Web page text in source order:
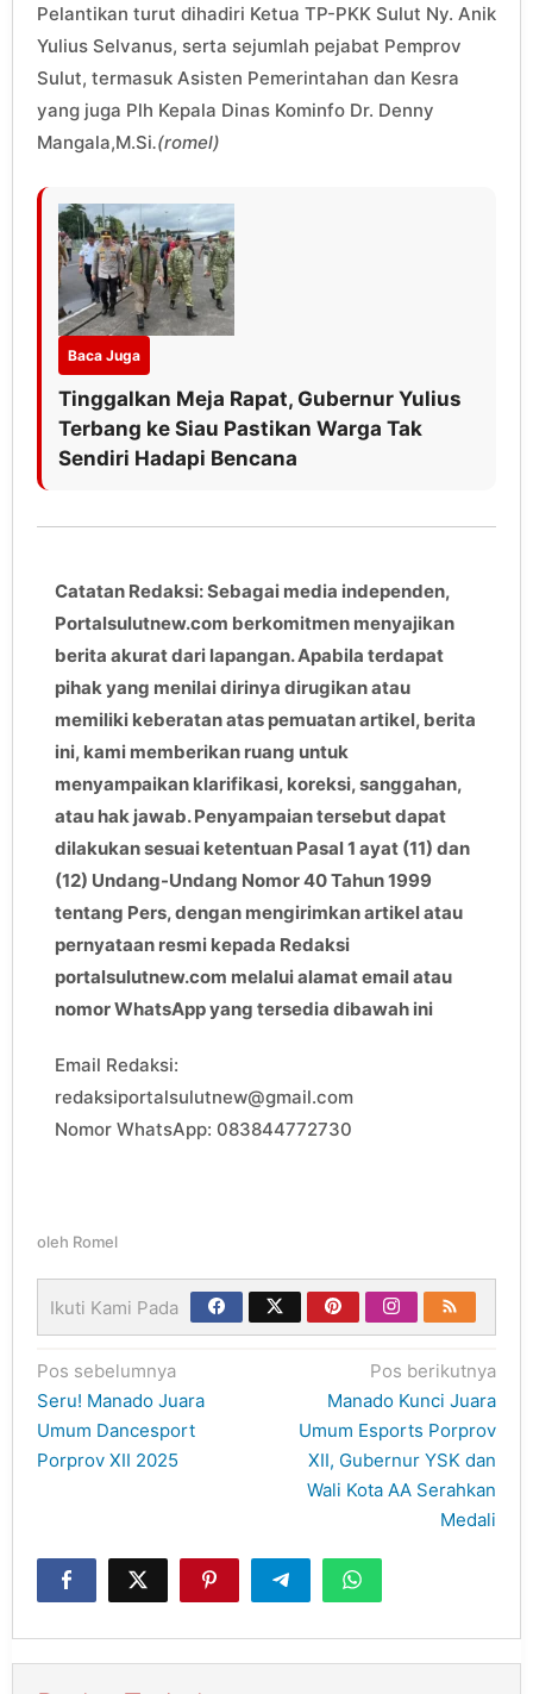
Pelantikan turut dihadiri Ketua TP-PKK Sulut Ny. Anik
Yulius Selvanus, serta sejumlah pejabat Pemprov
Sulut, termasuk Asisten Pemerintahan dan Kesra
yang juga Plh Kepala Dinas Kominfo Dr. Denny
Mangala,M.Si.(romel)
Baca Juga
Tinggalkan Meja Rapat, Gubernur Yulius
Terbang ke Siau Pastikan Warga Tak
Sendiri Hadapi Bencana
Catatan Redaksi: Sebagai media independen,
Portalsulutnew.com berkomitmen menyajikan
berita akurat dari lapangan. Apabila terdapat
pihak yang menilai dirinya dirugikan atau
memiliki keberatan atas pemuatan artikel, berita
ini, kami memberikan ruang untuk
menyampaikan klarifikasi, koreksi, sanggahan,
atau hak jawab. Penyampaian tersebut dapat
dilakukan sesuai ketentuan Pasal 1 ayat (11) dan
(12) Undang-Undang Nomor 40 Tahun 1999
tentang Pers, dengan mengirimkan artikel atau
pernyataan resmi kepada Redaksi
portalsulutnew.com melalui alamat email atau
nomor WhatsApp yang tersedia dibawah ini
Email Redaksi:
redaksiportalsulutnew@gmail.com
Nomor WhatsApp: 083844772730
oleh Romel
Ikuti Kami Pada
Navigasi
pos
Pos sebelumnya
Seru! Manado Juara
Umum Dancesport
Porprov XII 2025
Pos berikutnya
Manado Kunci Juara
Umum Esports Porprov
XII, Gubernur YSK dan
Wali Kota AA Serahkan
Medali